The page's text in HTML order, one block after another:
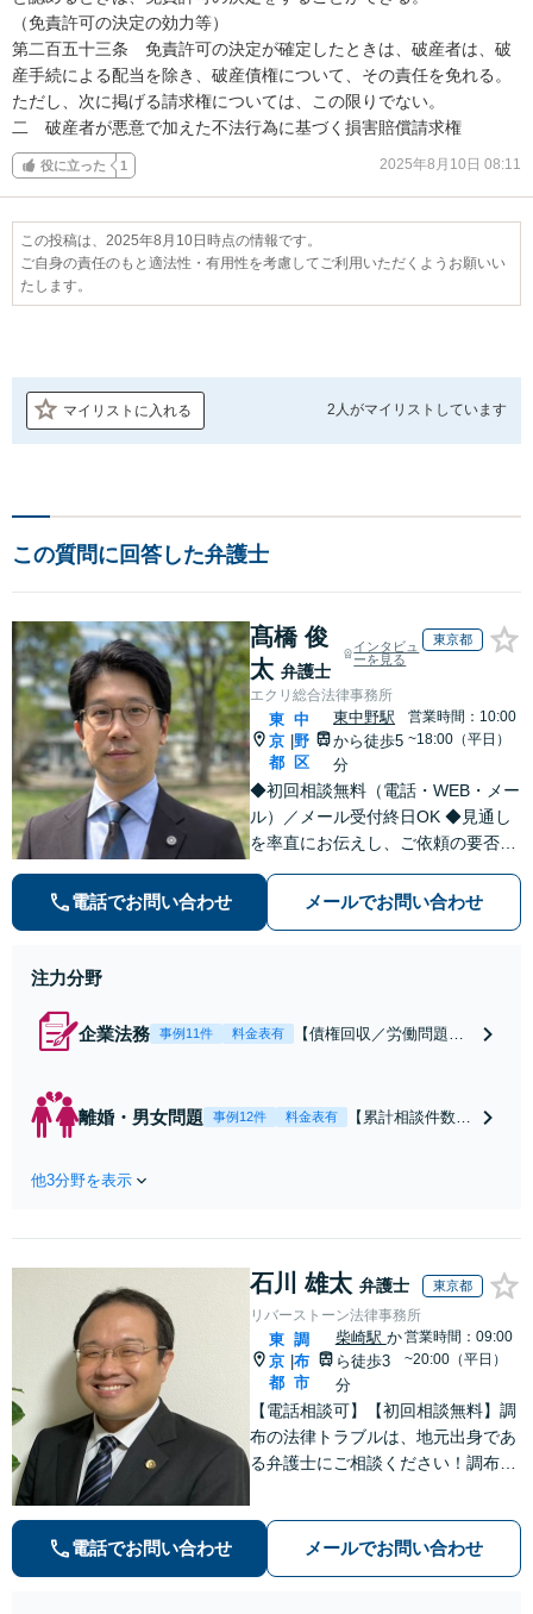
（免責許可の決定の効力等）
第二百五十三条　免責許可の決定が確定したときは、破産者は、破
産手続による配当を除き、破産債権について、その責任を免れる。
ただし、次に掲げる請求権については、この限りでない。
二　破産者が悪意で加えた不法行為に基づく損害賠償請求権
役に立った 1 2025年8月10日 08:11
この投稿は、2025年8月10日時点の情報です。
ご自身の責任のもと適法性・有用性を考慮してご利用いただくようお願いい
たします。
マイリストに入れる 2人がマイリストしています
この質問に回答した弁護士
髙橋 俊
太 弁護士
インタビュ
ーを見る
東京都
エクリ総合法律事務所
東
京
都
中
野
区
東中野駅
から徒歩5
分
営業時間：10:00
~18:00（平日）
◆初回相談無料（電話・WEB・メー
ル）／メール受付終日OK ◆見通し
を率直にお伝えし、ご依頼の要否も
解決まで弁護士本人が一貫してスピ
ーディーに対応いたします。 ◆累計
電話でお問い合わせ メールでお問い合わせ
注力分野
企業法務 事例11件 料金表有
【債権回収／労働問題／
のトラブル・会社内のト
ラブルなど、事後の解決
対応OK】
離婚・男女問題 事例12件 料金表有
【累計相談件数20
ダーメイドの解決
様の話を丁寧にう
かがい、どんな不
安があるのか、何
を解決したいのか
を正確に読み取り
ます。【東京都在
住以外の方も対
応】
他3分野を表示
石川 雄太 弁護士 東京都
リバーストーン法律事務所
東
京
都
|
調
布
市
柴崎駅 か
ら徒歩3
分
営業時間：09:00
~20:00（平日）
【電話相談可】【初回相談無料】調
布の法律トラブルは、地元出身であ
る弁護士にご相談ください！調布の
些細なことでも大丈夫ですので、ま
ずはご相談ください【柴崎駅3分】
電話でお問い合わせ メールでお問い合わせ